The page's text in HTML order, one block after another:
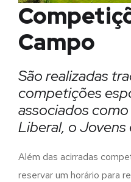
Campo
São realizadas
competições
associados
Liberal, o Jovens
Além das acirradas
reservar um horário para